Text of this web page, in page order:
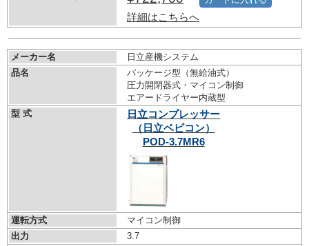
詳細はこちらへ
メーカー名
日立産機システム
品名
パッケージ型（無給油式）
圧力開閉器式・マイコン制御
エアードライヤー内蔵型
型 式
日立コンプレッサー
（日立ベビコン）
POD-3.7MR6
運転方式
マイコン制御
出力
3.7